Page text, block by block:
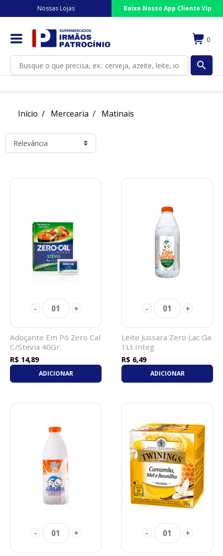
Nossas Lojas Baixe Nosso App Cliente Vip
0
search
Início Mercearia Matinais
- 01 +
Adoçante Em Pó Zero Cal
C/Stevia 40Gr
R$ 14,89
ADICIONAR
- 01 +
Leite Jussara Zero Lac Ga
1Lt Integ
R$ 6,49
ADICIONAR
- 01 + - 01 +